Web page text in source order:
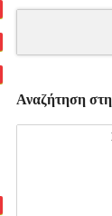
Αναζήτηση